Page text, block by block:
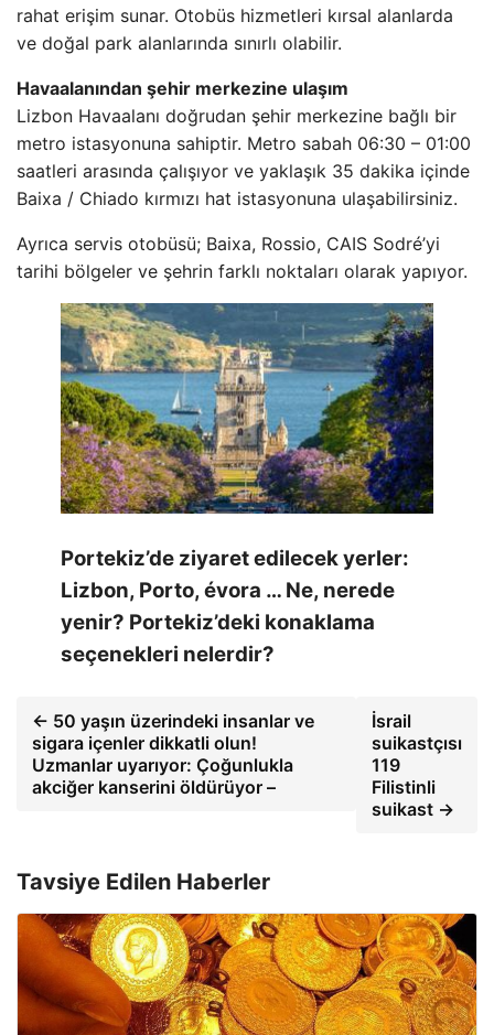
rahat erişim sunar. Otobüs hizmetleri kırsal alanlarda
ve doğal park alanlarında sınırlı olabilir.
Havaalanından şehir merkezine ulaşım
Lizbon Havaalanı doğrudan şehir merkezine bağlı bir
metro istasyonuna sahiptir. Metro sabah 06:30 – 01:00
saatleri arasında çalışıyor ve yaklaşık 35 dakika içinde
Baixa / Chiado kırmızı hat istasyonuna ulaşabilirsiniz.
Ayrıca servis otobüsü; Baixa, Rossio, CAIS Sodré’yi
tarihi bölgeler ve şehrin farklı noktaları olarak yapıyor.
Portekiz’de ziyaret edilecek yerler:
Lizbon, Porto, évora … Ne, nerede
yenir? Portekiz’deki konaklama
seçenekleri nelerdir?
← 50 yaşın üzerindeki insanlar ve
sigara içenler dikkatli olun!
Uzmanlar uyarıyor: Çoğunlukla
akciğer kanserini öldürüyor –
İsrail
suikastçısı
119
Filistinli
suikast →
Tavsiye Edilen Haberler